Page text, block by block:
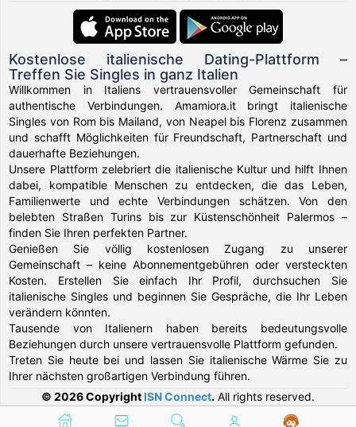
Kostenlose italienische Dating-Plattform –
Treffen Sie Singles in ganz Italien
Willkommen in Italiens vertrauensvoller Gemeinschaft für
authentische Verbindungen. Amamiora.it bringt italienische
Singles von Rom bis Mailand, von Neapel bis Florenz zusammen
und schafft Möglichkeiten für Freundschaft, Partnerschaft und
dauerhafte Beziehungen.
Unsere Plattform zelebriert die italienische Kultur und hilft Ihnen
dabei, kompatible Menschen zu entdecken, die das Leben,
Familienwerte und echte Verbindungen schätzen. Von den
belebten Straßen Turins bis zur Küstenschönheit Palermos –
finden Sie Ihren perfekten Partner.
Genießen Sie völlig kostenlosen Zugang zu unserer
Gemeinschaft – keine Abonnementgebühren oder versteckten
Kosten. Erstellen Sie einfach Ihr Profil, durchsuchen Sie
italienische Singles und beginnen Sie Gespräche, die Ihr Leben
verändern könnten.
Tausende von Italienern haben bereits bedeutungsvolle
Beziehungen durch unsere vertrauensvolle Plattform gefunden.
Treten Sie heute bei und lassen Sie italienische Wärme Sie zu
Ihrer nächsten großartigen Verbindung führen.
© 2026 Copyright ISN Connect. All rights reserved.